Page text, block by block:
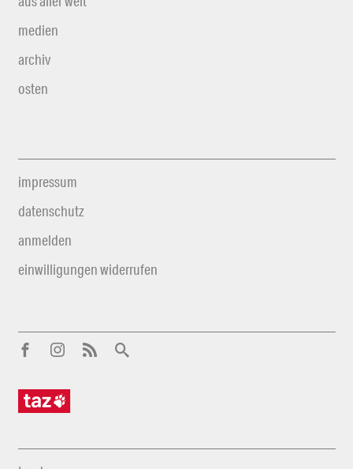
medien
archiv
osten
impressum
datenschutz
anmelden
einwilligungen widerrufen